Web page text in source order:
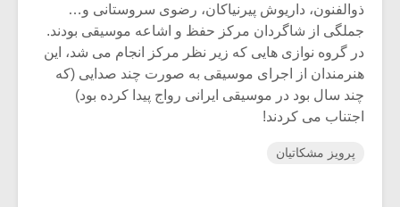
ذوالفنون، داریوش پیرنیاکان، رضوی سروستانی و…
جملگی از شاگردان مرکز حفظ و اشاعه موسیقی بودند.
در گروه نوازی هایی که زیر نظر مرکز انجام می شد، این
هنرمندان از اجرای موسیقی به صورت چند صدایی (که
چند سال بود در موسیقی ایرانی رواج پیدا کرده بود)
اجتناب می کردند!
پرویز مشکاتیان